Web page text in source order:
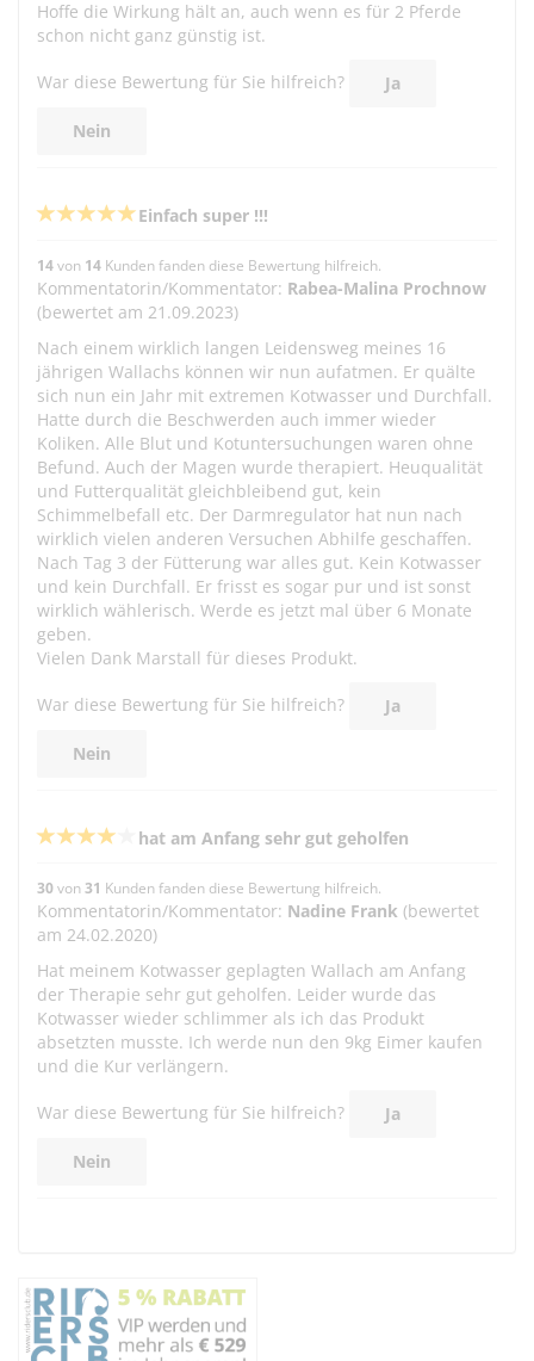
Hoffe die Wirkung hält an, auch wenn es für 2 Pferde
schon nicht ganz günstig ist.
War diese Bewertung für Sie hilfreich? Ja
Nein
Einfach super !!!
14von 14 Kunden fanden diese Bewertung hilfreich.
Kommentatorin/Kommentator: Rabea-Malina Prochnow
(bewertet am 21.09.2023)
Nach einem wirklich langen Leidensweg meines 16
jährigen Wallachs können wir nun aufatmen. Er quälte
sich nun ein Jahr mit extremen Kotwasser und Durchfall.
Hatte durch die Beschwerden auch immer wieder
Koliken. Alle Blut und Kotuntersuchungen waren ohne
Befund. Auch der Magen wurde therapiert. Heuqualität
und Futterqualität gleichbleibend gut, kein
Schimmelbefall etc. Der Darmregulator hat nun nach
wirklich vielen anderen Versuchen Abhilfe geschaffen.
Nach Tag 3 der Fütterung war alles gut. Kein Kotwasser
und kein Durchfall. Er frisst es sogar pur und ist sonst
wirklich wählerisch. Werde es jetzt mal über 6 Monate
geben.
Vielen Dank Marstall für dieses Produkt.
War diese Bewertung für Sie hilfreich? Ja
Nein
hat am Anfang sehr gut geholfen
30von31 Kunden fanden diese Bewertung hilfreich.
Kommentatorin/Kommentator: Nadine Frank (bewertet
am 24.02.2020)
Hat meinem Kotwasser geplagten Wallach am Anfang
der Therapie sehr gut geholfen. Leider wurde das
Kotwasser wieder schlimmer als ich das Produkt
absetzten musste. Ich werde nun den 9kg Eimer kaufen
und die Kur verlängern.
War diese Bewertung für Sie hilfreich? Ja
Nein